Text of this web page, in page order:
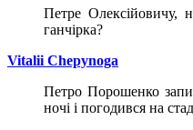
Петре Олексійовичу,
ганчірка?
Vitalii Chepynoga
Петро Порошенко
ночі і погодився на